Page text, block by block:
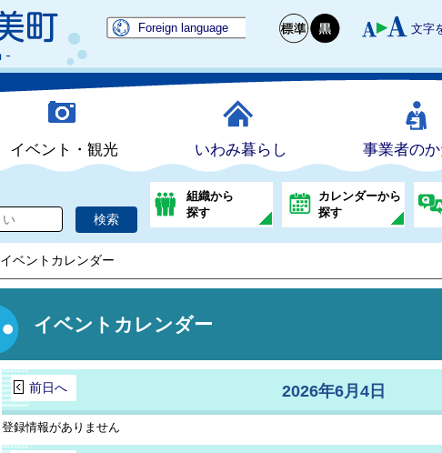
文字
Foreign language
イベント・観光 いわみ暮らし 事業者の
組織から
探す
カレンダーから
探す
イベントカレンダー
イベントカレンダー
2026年6月4日
前日へ
登録情報がありません